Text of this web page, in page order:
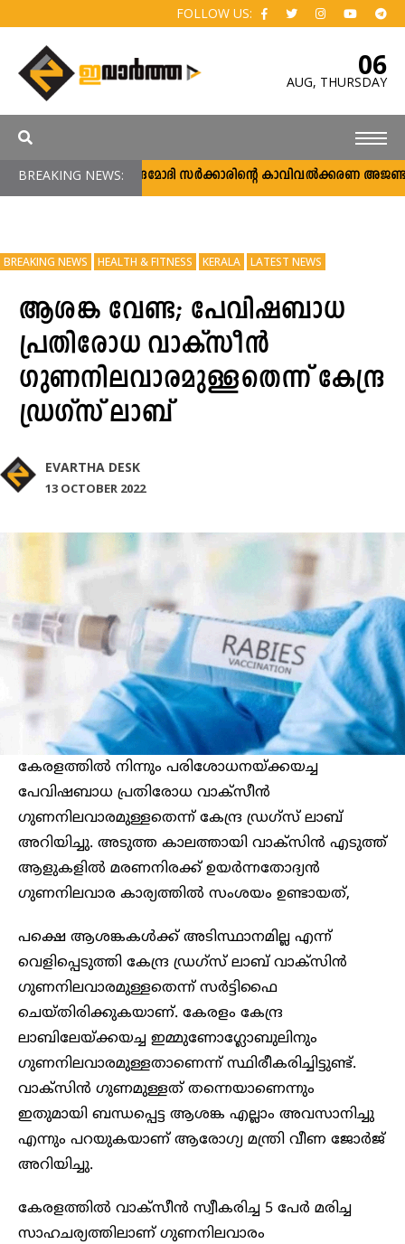
FOLLOW US:
06
AUG, THURSDAY
BREAKING NEWS:നരേന്ദ്രമോദി സര്‍ക്കാരിന്റെ കാവിവല്‍ക്കരണ
BREAKING NEWS HEALTH & FITNESS KERALA LATEST NEWS
ആശങ്ക വേണ്ട; പേവിഷബാധ
പ്രതിരോധ വാക്‌സീൻ
ഗുണനിലവാരമുള്ളതെന്ന് കേന്ദ്ര
ഡ്രഗ്‌സ് ലാബ്
EVARTHA DESK
13 OCTOBER 2022
കേരളത്തിൽ നിന്നും പരിശോധനയ്ക്കയച്ച
പേവിഷബാധ പ്രതിരോധ വാക്‌സീൻ
ഗുണനിലവാരമുള്ളതെന്ന് കേന്ദ്ര ഡ്രഗ്‌സ് ലാബ്
അറിയിച്ചു. അടുത്ത കാലത്തായി വാക്സിൻ എടുത്ത്
ആളുകളിൽ മരണനിരക്ക് ഉയർന്നതോദ്യൻ
ഗുണനിലവാര കാര്യത്തിൽ സംശയം ഉണ്ടായത്,
പക്ഷെ ആശങ്കകൾക്ക് അടിസ്ഥാനമില്ല എന്ന്
വെളിപ്പെടുത്തി കേന്ദ്ര ഡ്രഗ്‌സ് ലാബ് വാക്സിൻ
ഗുണനിലവാരമുള്ളതെന്ന് സര്‍ട്ടിഫൈ
ചെയ്തിരിക്കുകയാണ്. കേരളം കേന്ദ്ര
ലാബിലേയ്ക്കയച്ച ഇമ്മുണോഗ്ലോബുലിനും
ഗുണനിലവാരമുള്ളതാണെന്ന് സ്ഥിരീകരിച്ചിട്ടുണ്ട്.
വാക്സിൻ ഗുണമുള്ളത് തന്നെയാണെന്നും
ഇതുമായി ബന്ധപ്പെട്ട ആശങ്ക എല്ലാം അവസാനിച്ചു
എന്നും പറയുകയാണ് ആരോഗ്യ മന്ത്രി വീണ ജോർജ്
അറിയിച്ചു.
കേരളത്തിൽ വാക്സീൻ സ്വീകരിച്ച 5 പേർ മരിച്ച
സാഹചര്യത്തിലാണ് ഗുണനിലവാരം